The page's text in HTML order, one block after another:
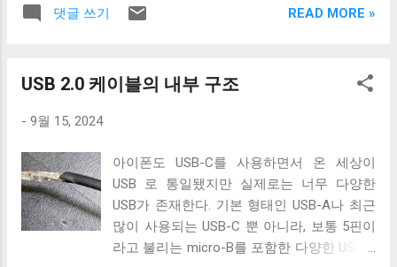
을 USB4라는 하나의 브랜드로 묶고, 표준 문서에 Version 1과
인다. USB 3.0 우선 USB 3.0이 USB 2.0과 비교해 가지는 가장
큰 장점은 전송속도다. 기존에 사용하던 USB 2.0 케이블은 최
대 480 Mbps. 즉, 60 MB/s의 전송 속도를 가졌다. USB 2.0이
즈를 접지로 보내 안전하게 제거하기 위한
선과 공유하기 때문에 새로운 5개의 선이 더 필요
Wikipedia 이 5개의 선을 핀에 연결하기 위해 USB
3.0 표준은 새로운 모양의 Type B 컨넥터를 도입
했다. 기존 Type B 컨넥터는 4개의 핀만을 가지고
있고 확장할 수 없는 구조로 돼있기 때문이다. 따
라서 Type B 컨넥터의 경우에는 컨넥터 모양만으
로도 USB 2.0 케이블인지 USB 3.0 케이블인지 쉽
게 구분할 수 있다. 하지만 Type A 컨넥터나 Type
댓글 쓰기 READ MORE »
USB 2.0 케이블의 내부 구조
- 9월 15, 2024
아이폰도 USB-C를 사용하면서 온 세상이
USB 로 통일됐지만 실제로는 너무 다양한
USB가 존재한다. 기본 형태인 USB-A나 최근
많이 사용되는 USB-C 뿐 아니라, 보통 5핀이
라고 불리는 micro-B를 포함한 다양한 USB-B